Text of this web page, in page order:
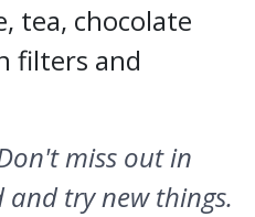
tea, chocolate
filters and
miss out in
try new things.